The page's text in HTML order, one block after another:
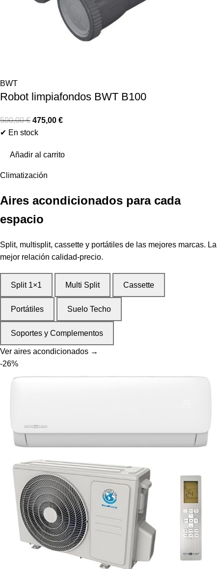
BWT
Robot limpiafondos BWT B100
500,00€ 475,00 €
✔ En stock
Añadir al carrito
Climatización
Aires acondicionados para cada
espacio
Split, multisplit, cassette y portátiles de las mejores marcas. La
mejor relación calidad-precio.
Split 1×1 Multi Split Cassette
Portátiles Suelo Techo
Soportes y Complementos
Ver aires acondicionados →
-26%